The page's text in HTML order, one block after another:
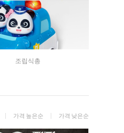
조립식총
가격 높은순 가격 낮은순